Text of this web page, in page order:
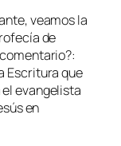
veamos la
de
Escritura que
el evangelista
en